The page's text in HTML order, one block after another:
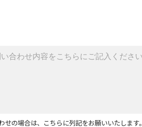
せの場合は、こちらに列記をお願いいたします。